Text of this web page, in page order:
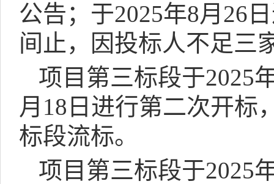
公告；于2025年8月 26 日
间止，因投标人不足三
项目 第三标段于2025
月 18 日进行第二次开标
标段流标。
项目第三标段于2025